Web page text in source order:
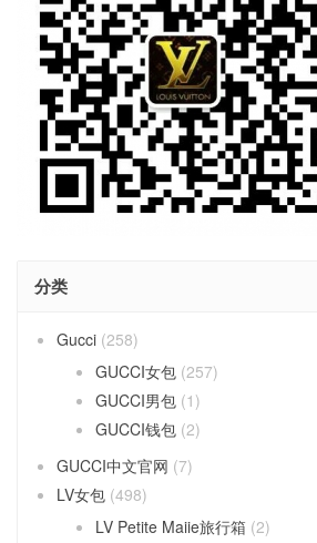
分类
Gucci (258)
GUCCI女包 (257)
GUCCI男包 (1)
GUCCI钱包 (2)
GUCCI中文官网 (7)
LV女包 (498)
LV Petite Maiie旅行箱 (2)